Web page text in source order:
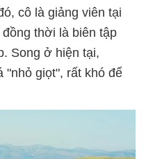
cô là giảng viên tại
thời là biên tập
Song ở hiện tại,
"nhỏ giọt", rất khó để